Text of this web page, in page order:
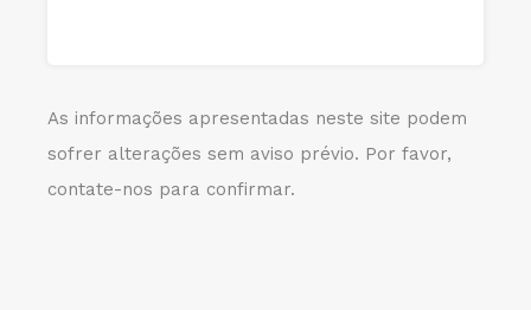
As informações apresentadas neste site podem
sofrer alterações sem aviso prévio. Por favor,
contate-nos para confirmar.